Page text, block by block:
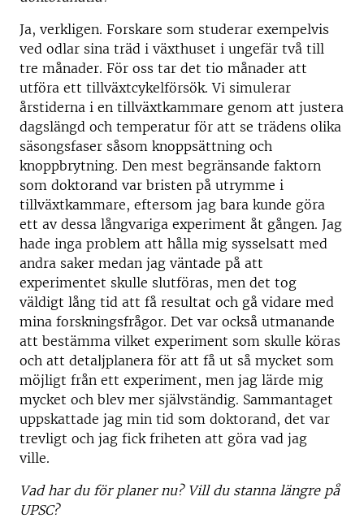
Ja, verkligen. Forskare som studerar exempelvis
ved odlar sina träd i växthuset i ungefär två till
tre månader. För oss tar det tio månader att
utföra ett tillväxtcykelförsök. Vi simulerar
årstiderna i en tillväxtkammare genom att justera
dagslängd och temperatur för att se trädens olika
säsongsfaser såsom knoppsättning och
knoppbrytning. Den mest begränsande faktorn
som doktorand var bristen på utrymme i
tillväxtkammare, eftersom jag bara kunde göra
ett av dessa långvariga experiment åt gången. Jag
hade inga problem att hålla mig sysselsatt med
andra saker medan jag väntade på att
experimentet skulle slutföras, men det tog
väldigt lång tid att få resultat och gå vidare med
mina forskningsfrågor. Det var också utmanande
att bestämma vilket experiment som skulle köras
och att detaljplanera för att få ut så mycket som
möjligt från ett experiment, men jag lärde mig
mycket och blev mer självständig. Sammantaget
uppskattade jag min tid som doktorand, det var
trevligt och jag fick friheten att göra vad jag
ville.
Vad har du för planer nu? Vill du stanna längre på
UPSC?